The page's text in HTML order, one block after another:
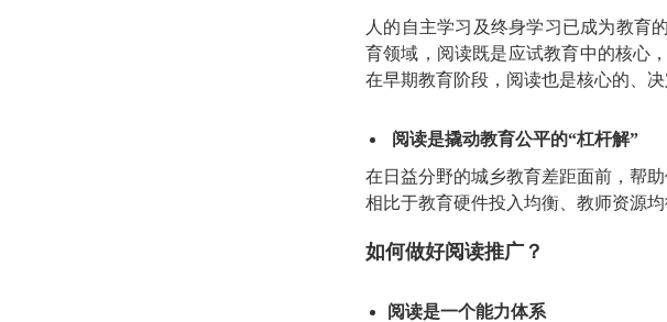
人的自主学习及终身学习已成为教育
育领域，阅读既是应试教育中的核心
在早期教育阶段，阅读也是核心的、决
阅读是撬动教育公平的“杠杆解”
在日益分野的城乡教育差距面前，帮
相比于教育硬件投入均衡、教师资源
如何做好阅读推广？
阅读是一个能力体系